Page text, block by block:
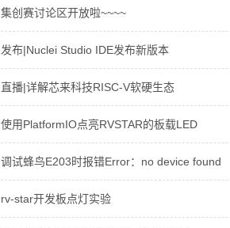
集创赛讨论区开放啦~~~~
发布|Nuclei Studio IDE发布新版本
直播|详解芯来科技RISC-V软硬生态
使用PlatformIO点亮RVSTAR的板载LED
调试蜂鸟E203时报错Error：no device found
rv-star开发板点灯实验